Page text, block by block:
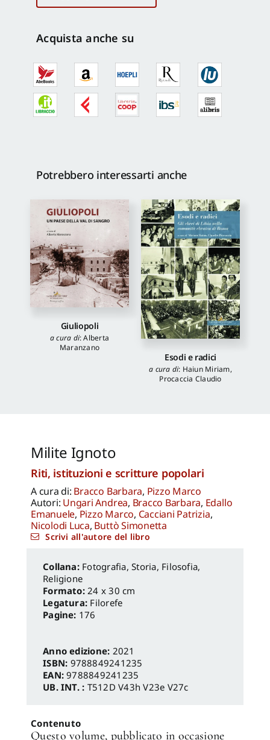
Acquista anche su
Potrebbero interessarti anche
Giuliopoli
a cura di:Alberta
Maranzano
Esodi e radici
a cura di: Haiun Miriam,
Procaccia Claudio
Milite Ignoto
Riti, istituzioni e scritture popolari
A cura di: Bracco Barbara, Pizzo Marco
Autori: Ungari Andrea, Bracco Barbara, Edallo
Emanuele, Pizzo Marco, Cacciani Patrizia,
Nicolodi Luca, Buttò Simonetta
Scrivi all'autore del libro
Fotografia,Storia, Filosofia,
Religione
Formato:24 x 30 cm
Legatura: Filorefe
Pagine: 176
Anno edizione: 2021
ISBN: 9788849241235
EAN:9788849241235
UB. INT. : T512D V43h V23e V27c
Contenuto
Questo volume, pubblicato in occasione